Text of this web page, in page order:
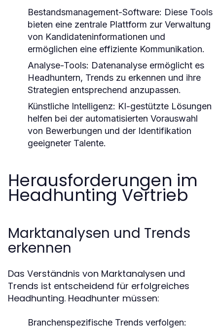
Bestandsmanagement-Software: Diese Tools
bieten eine zentrale Plattform zur Verwaltung
von Kandidateninformationen und
ermöglichen eine effiziente Kommunikation.
Analyse-Tools: Datenanalyse ermöglicht es
Headhuntern, Trends zu erkennen und ihre
Strategien entsprechend anzupassen.
Künstliche Intelligenz: KI-gestützte Lösungen
helfen bei der automatisierten Vorauswahl
von Bewerbungen und der Identifikation
geeigneter Talente.
Herausforderungen im
Headhunting Vertrieb
Marktanalysen und Trends
erkennen
Das Verständnis von Marktanalysen und
Trends ist entscheidend für erfolgreiches
Headhunting. Headhunter müssen:
Branchenspezifische Trends verfolgen: